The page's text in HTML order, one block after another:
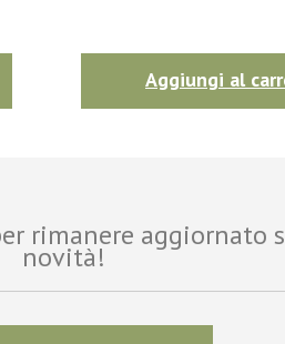
Aggiungi al
rimanere aggiornato
novità!